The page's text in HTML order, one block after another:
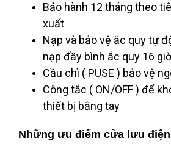
Bảo hành 12 tháng theo
xuất
Nạp và bảo vệ ắc quy tự
nạp đầy bình ắc quy 16 giờ
Cầu chì ( PUSE ) bảo vệ
Công tắc ( ON/OFF ) để
thiết bị bằng tay
Những ưu điểm cửa lưu